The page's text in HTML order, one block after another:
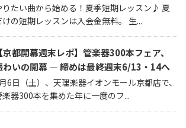
りたい曲から始める！夏季短期レッスン♪ 夏
けの短期レッスンは入会金無料。 生...
【京都開幕週末レポ】管楽器300本フェア、
わいの開幕 — 締めは最終週末6/13・14へ
6日（土）、天理楽器イオンモール京都店で、
楽器300本を集めた年に一度のフ...